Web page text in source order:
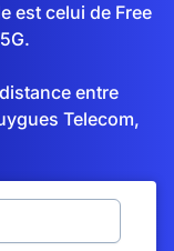
est celui de Free
entre
Telecom,